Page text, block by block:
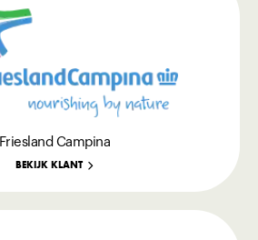
Friesland Campina
BEKIJK KLANT